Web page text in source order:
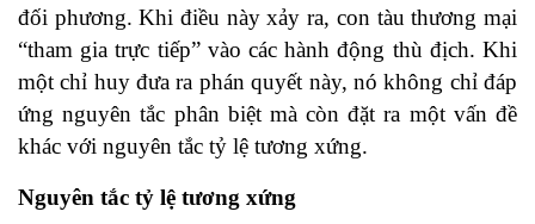
đối phương. Khi điều này xảy ra, con tàu thương mại
“tham gia trực tiếp” vào các hành động thù địch. Khi
một chỉ huy đưa ra phán quyết này, nó không chỉ đáp
ứng nguyên tắc phân biệt mà còn đặt ra một vấn đề
khác với nguyên tắc tỷ lệ tương xứng.
Nguyên tắc tỷ lệ tương xứng